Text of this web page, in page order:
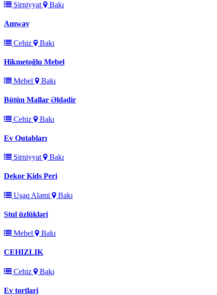
Şirniyyat Bakı
Amway
Cehiz Bakı
Hikmetoğlu Mebel
Mebel Bakı
Bütün Mallar Əldədir
Cehiz Bakı
Ev Qutabları
Şirniyyat Bakı
Dekor Kids Peri
Uşaq Aləmi Bakı
Stul üzlükləri
Mebel Bakı
CEHIZLIK
Cehiz Bakı
Ev tortlari